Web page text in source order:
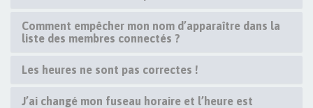
Comment empêcher mon nom d’apparaître dans la
liste des membres connectés ?
Les heures ne sont pas correctes !
J’ai changé mon fuseau horaire et l’heure est